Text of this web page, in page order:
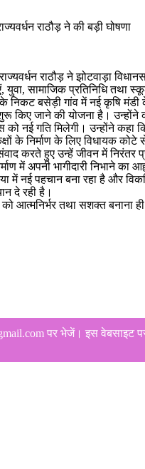
राठौड़ ने की बड़ी घोषणा
राठौड़ ने झोटवाड़ा
युवा, सामाजिक
के निकट बसेड़ी गांव में नई कृषि
शुरू किए जाने की योजना है।
गति मिलेगी। उन्होंने कहा कि
के निर्माण के लिए विधायक
करते हुए उन्हें जीवन में
में अपनी भागीदारी
नई पहचान बना रहा है और
दे रही है।
आत्मनिर्भर तथा सशक्त
पर भेजें। इस वेबसाइट